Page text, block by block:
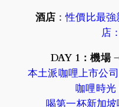
酒店 ：性價比最
店
DAY 1：機場
本土派咖哩上市公
咖哩時光
喝第一杯新加